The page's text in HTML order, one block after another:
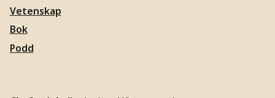
Vetenskap
Bok
Podd